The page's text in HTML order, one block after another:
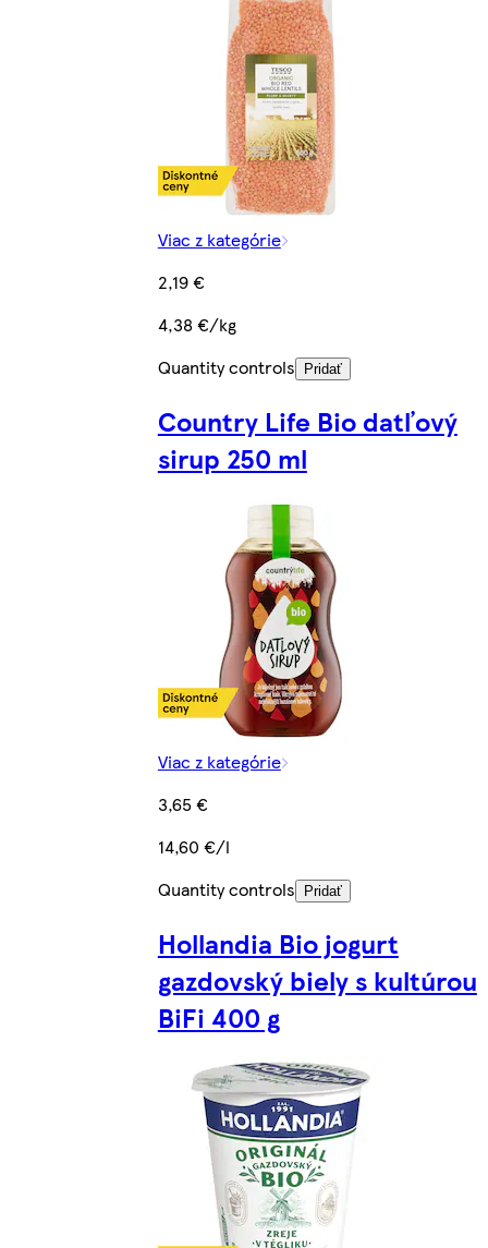
Viac z kategórie
2,19 €
4,38 €/kg
Quantity controls
Pridať
Country Life Bio datľový
sirup 250 ml
Viac z kategórie
3,65 €
14,60 €/l
Quantity controls
Pridať
Hollandia Bio jogurt
gazdovský biely s kultúrou
BiFi 400 g